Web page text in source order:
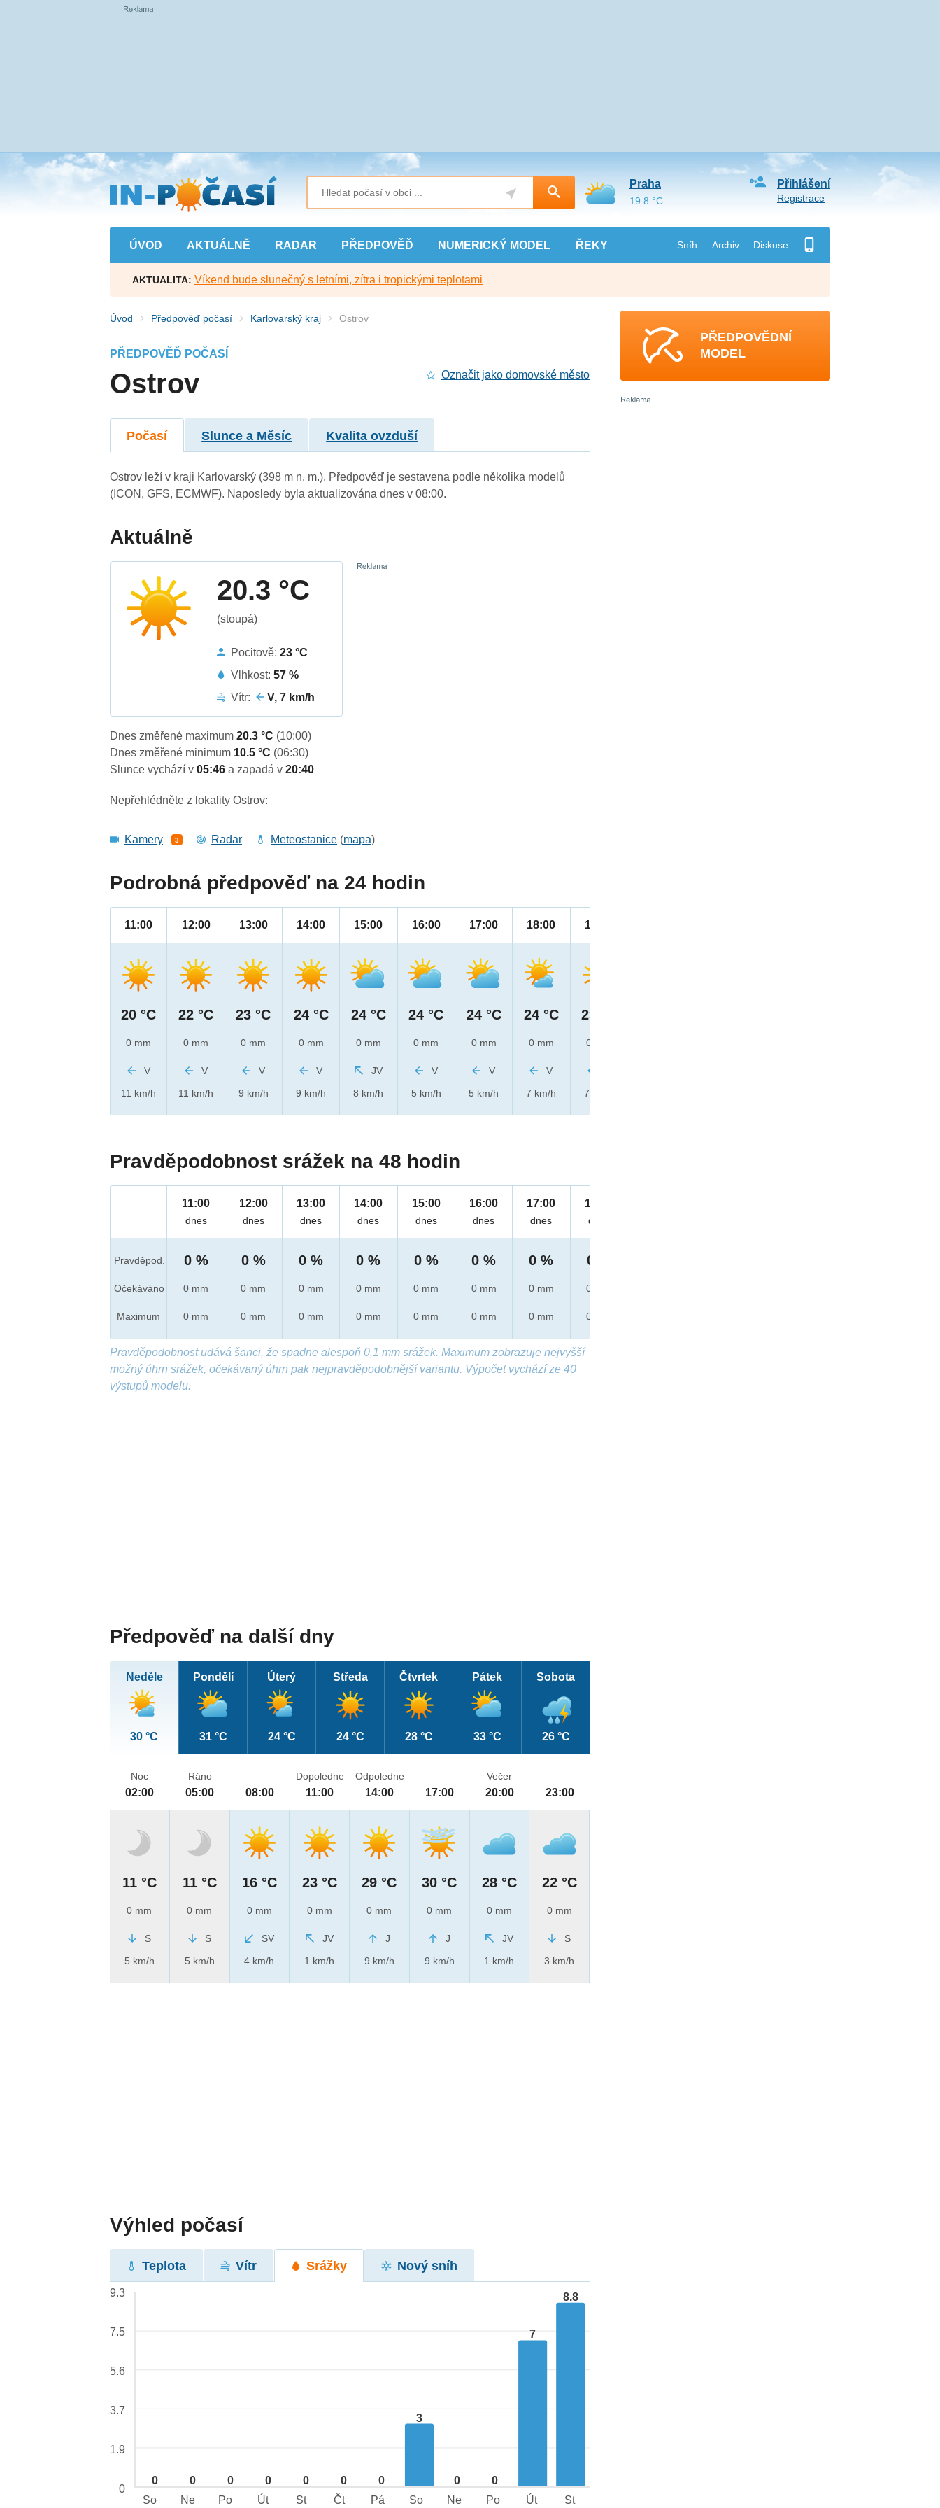
Přejít
na
hlavní
obsah
ÚVOD AKTUÁLNĚ RADAR PŘEDPOVĚĎ NUMERICKÝ MODEL ŘEKY Sníh Archiv Diskuse
Přihlášení
Registrace
Praha
19.8 °C
AKTUALITA: Víkend bude slunečný s letními, zítra i tropickými teplotami
Úvod Předpověď počasí Karlovarský kraj Ostrov
PŘEDPOVĚĎ POČASÍ
Ostrov Označit jako domovské město
Počasí Slunce a Měsíc Kvalita ovzduší
Ostrov leží v kraji Karlovarský (398 m n. m.). Předpověď je sestavena podle několika modelů
(ICON, GFS, ECMWF). Naposledy byla aktualizována dnes v 08:00.
Aktuálně
20.3 °C
(stoupá)
Pocitově:23 °C
Vlhkost:57 %
Vítr:
V, 7 km/h
Dnes změřené maximum20.3 °C (10:00)
Dnes změřené minimum 10.5 °C (06:30)
Slunce vychází v05:46a zapadá v20:40
Nepřehlédněte z lokality Ostrov:
Kamery 3 Radar Meteostanice (mapa)
Podrobná předpověď na 24 hodin
11:00
20 °C
0 mm
V
11 km/h
12:00
22 °C
0 mm
V
11 km/h
13:00
23 °C
0 mm
V
9 km/h
14:00
24 °C
0 mm
V
9 km/h
15:00
24 °C
0 mm
JV
8 km/h
16:00
24 °C
0 mm
V
5 km/h
17:00
24 °C
0 mm
V
5 km/h
18:00
24 °C
0 mm
V
7 km/h
19:00
23 °C
0 mm
7 km/h
Pravděpodobnost srážek na 48 hodin
Pravděpod.
Očekáváno
Maximum
11:00
dnes
0 %
0 mm
0 mm
12:00
dnes
0 %
0 mm
0 mm
13:00
dnes
0 %
0 mm
0 mm
14:00
dnes
0 %
0 mm
0 mm
15:00
dnes
0 %
0 mm
0 mm
16:00
dnes
0 %
0 mm
0 mm
17:00
dnes
0 %
0 mm
0 mm
18:00
dnes
0 %
0 mm
0 mm
Pravděpodobnost udává šanci, že spadne alespoň 0,1 mm srážek. Maximum zobrazuje nejvyšší
možný úhrn srážek, očekávaný úhrn pak nejpravděpodobnější variantu. Výpočet vychází ze 40
výstupů modelu.
Předpověď na další dny
Neděle
30 °C
Pondělí
31 °C
Úterý
24 °C
Středa
24 °C
Čtvrtek
28 °C
Pátek
33 °C
Sobota
26 °C
Noc
02:00
11 °C
0 mm
S
5 km/h
Ráno
05:00
11 °C
0 mm
S
5 km/h
08:00
16 °C
0 mm
SV
4 km/h
Dopoledne
11:00
23 °C
0 mm
JV
1 km/h
Odpoledne
14:00
29 °C
0 mm
J
9 km/h
17:00
30 °C
0 mm
J
9 km/h
Večer
20:00
28 °C
0 mm
JV
1 km/h
23:00
22 °C
0 mm
S
3 km/h
Výhled počasí
Teplota Vítr Srážky Nový sníh
0 0 0 0 0 0 0
3
0 0
7
8.8
9.3
7.5
5.6
3.7
1.9
0
So
Ne Po Út St Čt Pá So Ne Po Út St
PŘEDPOVĚDNÍ
MODEL